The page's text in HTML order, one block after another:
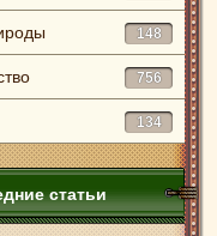
148
756
134
статьи